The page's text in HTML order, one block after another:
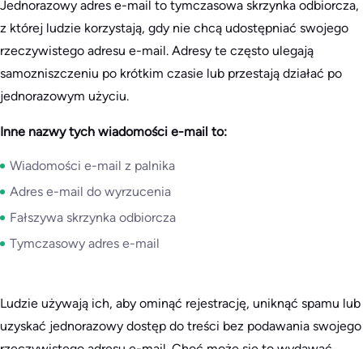
Jednorazowy adres e-mail to tymczasowa skrzynka odbiorcza,
z której ludzie korzystają, gdy nie chcą udostępniać swojego
rzeczywistego adresu e-mail. Adresy te często ulegają
samozniszczeniu po krótkim czasie lub przestają działać po
jednorazowym użyciu.
Inne nazwy tych wiadomości e-mail to:
Wiadomości e-mail z palnika
Adres e-mail do wyrzucenia
Fałszywa skrzynka odbiorcza
Tymczasowy adres e-mail
Ludzie używają ich, aby ominąć rejestrację, uniknąć spamu lub
uzyskać jednorazowy dostęp do treści bez podawania swojego